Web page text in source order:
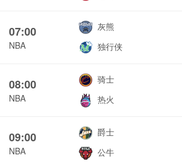
07:00
NBA
灰熊
独行侠
08:00
NBA
骑士
热火
09:00
NBA
爵士
公牛